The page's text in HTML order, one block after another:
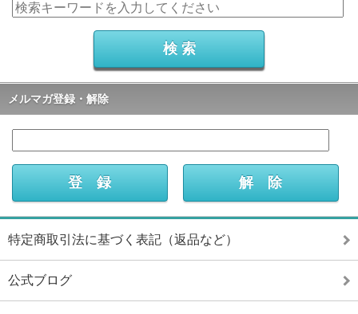
メルマガ登録・解除
特定商取引法に基づく表記（返品など）
公式ブログ